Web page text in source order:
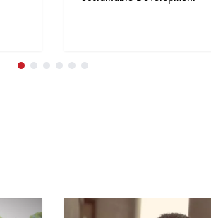
number of researchers,